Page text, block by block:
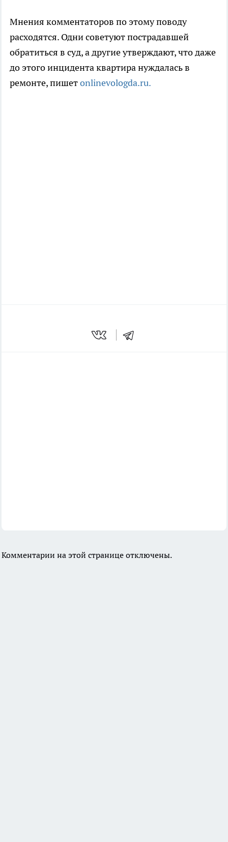
Мнения комментаторов по этому поводу
расходятся. Одни советуют пострадавшей
обратиться в суд, а другие утверждают, что даже
до этого инцидента квартира нуждалась в
ремонте, пишетonlinevologda.ru.
Комментарии на этой странице отключены.